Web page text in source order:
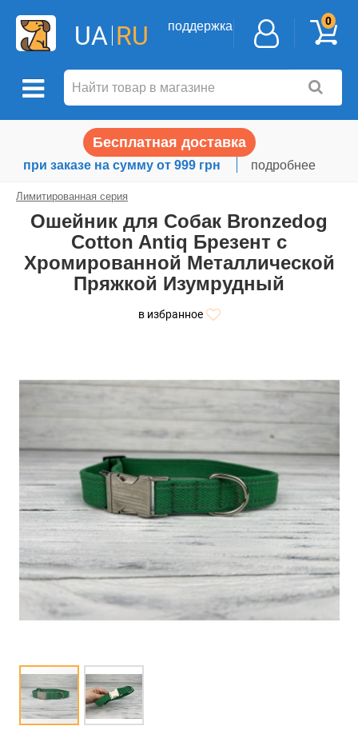
UA RU поддержка 0
Бесплатная доставка
при заказе на сумму от 999 грн подробнее
Лимитированная серия
Ошейник для Собак Bronzedog
Сotton Antiq Брезент c
Хромированной Металлической
Пряжкой Изумрудный
в избранное